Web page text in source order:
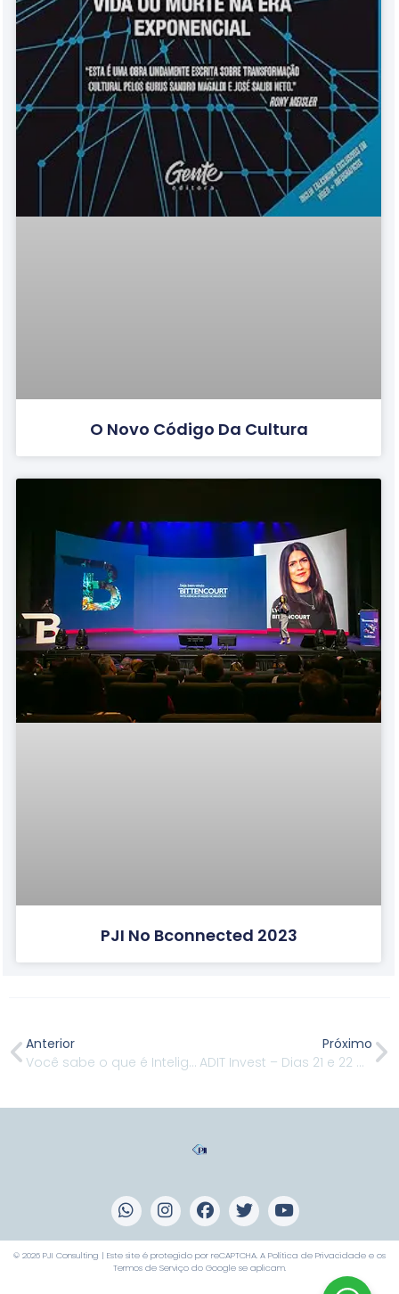
O Novo Código Da Cultura
PJI No Bconnected 2023
Anterior
Você sabe o que é Inteligência?
Próximo
ADIT Invest – Dias 21 e 22 de junho, em São Paulo
© 2026 PJI Consulting | Este site é protegido por reCAPTCHA. A Política de Privacidade e os
Termos de Serviço do Google se aplicam.